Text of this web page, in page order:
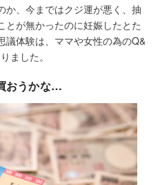
か、今まではクジ運が悪く、抽
とが無かったのに妊娠したとた
議体験は、ママや女性の為のQ&
ました。
おうかな…